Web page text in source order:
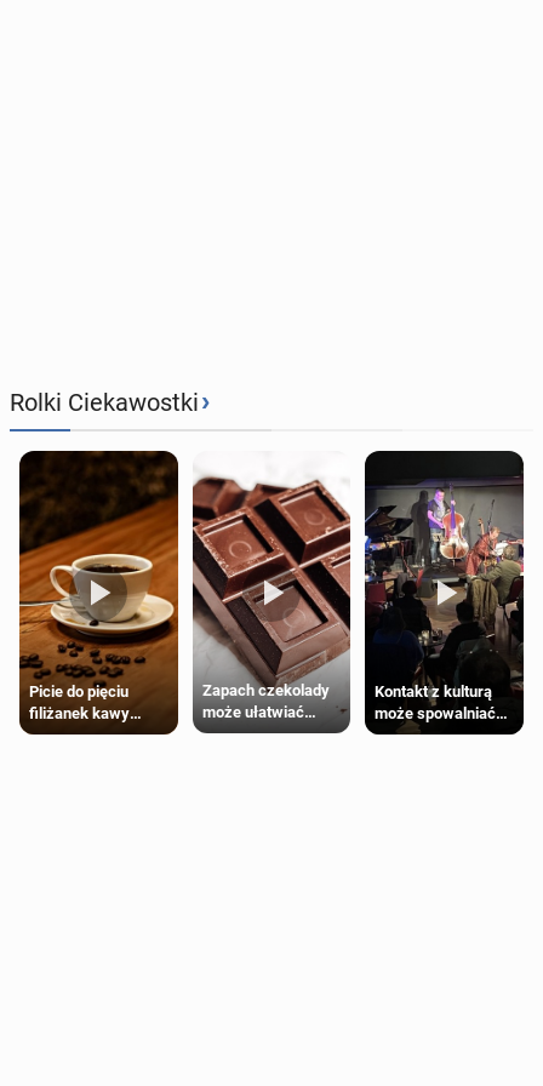
Rolki Ciekawostki›
Picie do pięciu
filiżanek kawy
dziennie jest
Zapach czekolady
może ułatwiać
trening siłowy
Kontakt z kulturą
może spowalniać
starzenie